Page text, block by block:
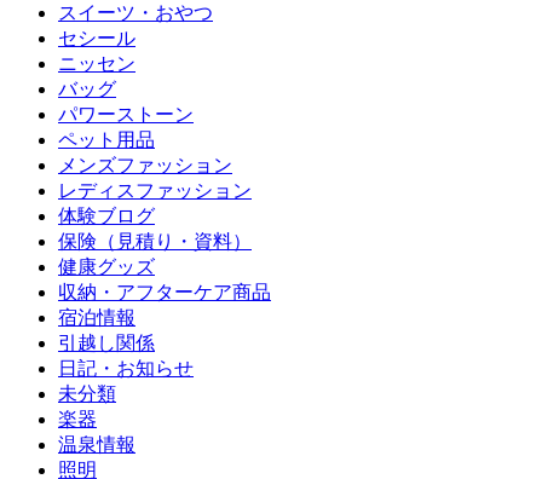
スイーツ・おやつ
セシール
ニッセン
バッグ
パワーストーン
ペット用品
メンズファッション
レディスファッション
体験ブログ
保険（見積り・資料）
健康グッズ
収納・アフターケア商品
宿泊情報
引越し関係
日記・お知らせ
未分類
楽器
温泉情報
照明